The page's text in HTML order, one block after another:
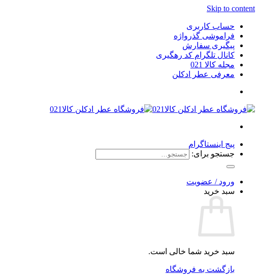
Skip to content
حساب کاربری
فراموشی گذرواژه
پیگیری سفارش
کانال تلگرام کد رهگیری
مجله کالا 021
معرفی عطر ادکلن
پیج اینستاگرام
جستجو برای:
ورود / عضویت
سبد خرید
سبد خرید شما خالی است.
بازگشت به فروشگاه